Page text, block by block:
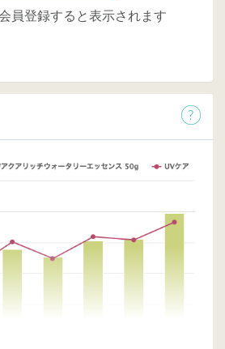
員登録すると表示されます